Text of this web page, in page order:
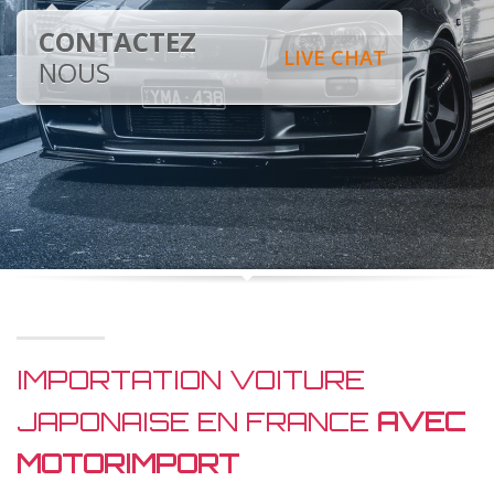
LIVE CHAT
CONTACTEZ
NOUS
IMPORTATION VOITURE
JAPONAISE EN FRANCE AVEC
MOTORIMPORT